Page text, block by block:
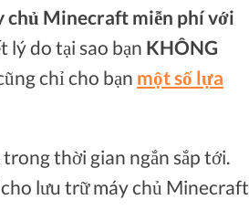
chủ Minecraft miễn phí với
lý do tại sao bạn KHÔNG
chỉ cho bạn một số lựa
thời gian ngắn sắp tới.
lưu trữ máy chủ Minecraft